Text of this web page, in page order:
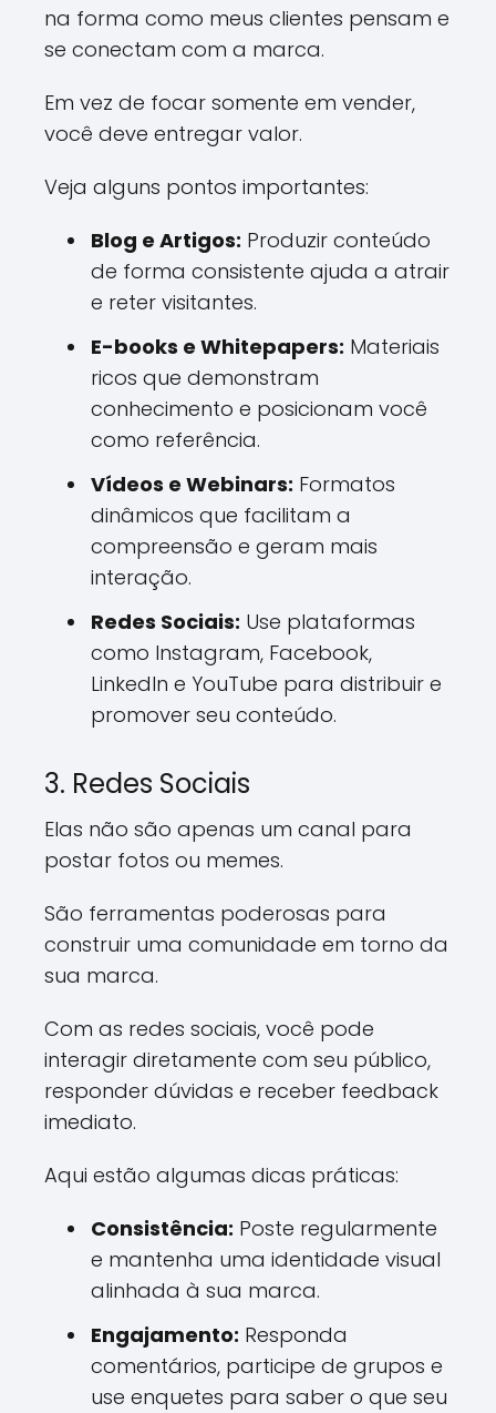
na forma como meus clientes pensam e
se conectam com a marca.
Em vez de focar somente em vender,
você deve entregar valor.
Veja alguns pontos importantes:
Blog e Artigos: Produzir conteúdo
de forma consistente ajuda a atrair
e reter visitantes.
E-books e Whitepapers: Materiais
ricos que demonstram
conhecimento e posicionam você
como referência.
Vídeos e Webinars: Formatos
dinâmicos que facilitam a
compreensão e geram mais
interação.
Redes Sociais: Use plataformas
como Instagram, Facebook,
LinkedIn e YouTube para distribuir e
promover seu conteúdo.
3. Redes Sociais
Elas não são apenas um canal para
postar fotos ou memes.
São ferramentas poderosas para
construir uma comunidade em torno da
sua marca.
Com as redes sociais, você pode
interagir diretamente com seu público,
responder dúvidas e receber feedback
imediato.
Aqui estão algumas dicas práticas:
Consistência: Poste regularmente
e mantenha uma identidade visual
alinhada à sua marca.
Engajamento: Responda
comentários, participe de grupos e
use enquetes para saber o que seu